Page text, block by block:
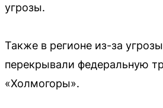
угрозы.
Также в регионе из-за
перекрывали федеральную
«Холмогоры».